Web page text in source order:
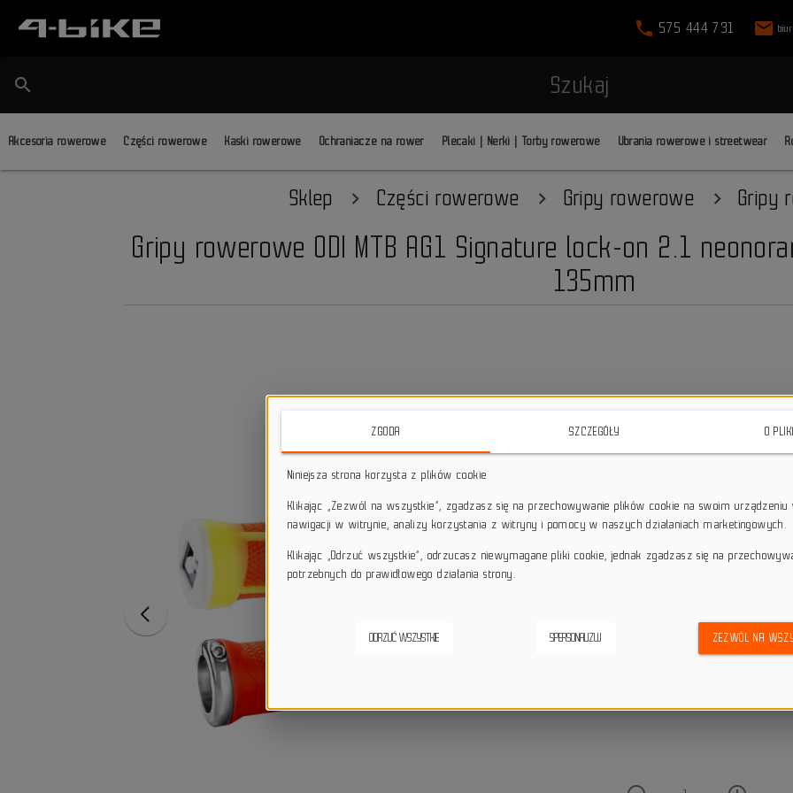
phone 575 444 731 mail
search Szukaj
Akcesoria rowerowe Części rowerowe Kaski rowerowe Ochraniacze na rower Plecaki | Nerki | Torby rowerowe Ubrania rowerowe i streetwear
Sklep Części rowerowe Gripy rowerowe Gripy
Gripy rowerowe ODI MTB AG1 Signature lock-on 2.1
135mm
dwukrotnym mistrzem świata
trwałość i pewny chwyt podczas
local_shipping Dotyczy wysyłki na terenie
Wygodne płatności
ZGODA SZCZEGÓŁY O
Niniejsza strona korzysta z plików cookie
Klikając „Zezwól na wszystkie”, zgadzasz się na przechowywanie plików cookie na swoim urządzeniu
nawigacji w witrynie, analizy korzystania z witryny i pomocy w naszych działaniach marketingowych.
Klikając „Odrzuć wszystkie”, odrzucasz niewymagane pliki cookie, jednak zgadzasz się na
potrzebnych do prawidłowego działania strony.
ODRZUĆ WSZYSTKIE SPERSONALIZUJ ZEZWÓL NA